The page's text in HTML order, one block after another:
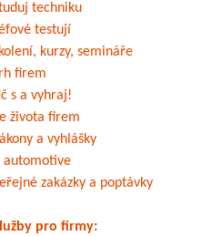
techniku
testují
kurzy, semináře
firem
s a vyhraj!
života firem
a vyhlášky
automotive
zakázky a poptávky
pro firmy: